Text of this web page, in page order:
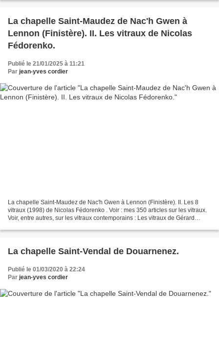
La chapelle Saint-Maudez de Nac'h Gwen à
Lennon (Finistère). II. Les vitraux de Nicolas
Fédorenko.
Publié le 21/01/2025 à 11:21
Par jean-yves cordier
La chapelle Saint-Maudez de Nac'h Gwen à Lennon (Finistère). II. Les 8
vitraux (1998) de Nicolas Fédorenko . Voir : mes 350 articles sur les vitraux.
Voir, entre autres, sur les vitraux contemporains : Les vitraux de Gérard
La chapelle Saint-Vendal de Douarnenez.
Publié le 01/03/2020 à 22:24
Par jean-yves cordier